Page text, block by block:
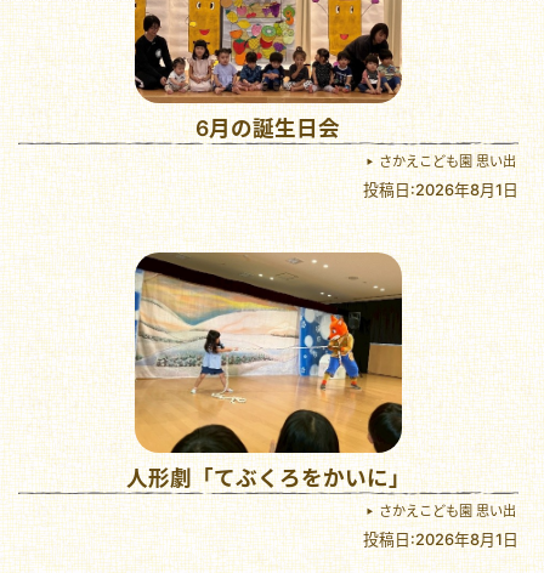
6月の誕生日会
さかえこども園 思い出
投稿日:2026年8月1日
人形劇「てぶくろをかいに」
さかえこども園 思い出
投稿日:2026年8月1日